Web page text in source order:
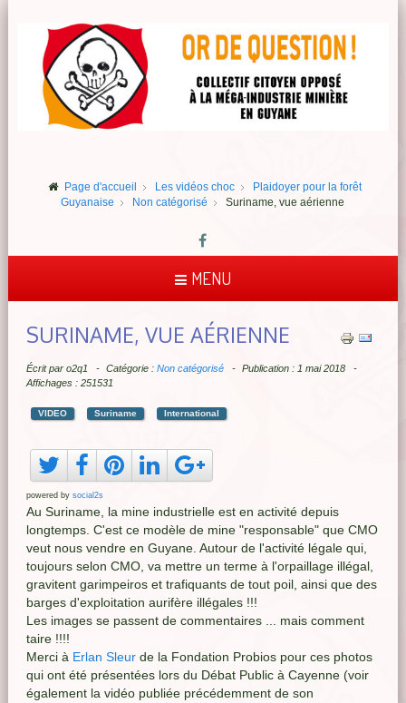
Page d'accueil Les vidéos choc
Plaidoyer pour la forêt
Guyanaise
Non catégorisé Suriname, vue aérienne
MENU
SURINAME, VUE AÉRIENNE
Écrit par o2q1 Catégorie : Non catégorisé
Publication : 1 mai 2018
Affichages : 251531
VIDEO Suriname International
powered by social2s
Au Suriname, la mine industrielle est en activité depuis
longtemps. C'est ce modèle de mine "responsable" que CMO
veut nous vendre en Guyane. Autour de l'activité légale qui,
toujours selon CMO, va mettre un terme à l'orpaillage illégal,
gravitent garimpeiros et trafiquants de tout poil, ainsi que des
barges d'exploitation aurifère illégales !!!
Les images se passent de commentaires ... mais comment
taire !!!!
Merci à Erlan Sleurde la Fondation Probios pour ces photos
qui ont été présentées lors du Débat Public à Cayenne (voir
également la vidéo publiée précédemment de son